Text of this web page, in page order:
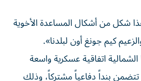
شكل من أشكال المساعدة الأخوية
كيم جونغ أون لبلدنا».
اتفاقية عسكرية واسعة
بنداً دفاعياً مشتركاً، وذلك